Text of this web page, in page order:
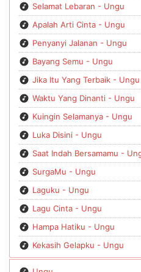
Selamat Lebaran - Ungu
Apalah Arti Cinta - Ungu
Penyanyi Jalanan - Ungu
Bayang Semu - Ungu
Jika Itu Yang Terbaik - Ungu
Waktu Yang Dinanti - Ungu
Kuingin Selamanya - Ungu
Luka Disini - Ungu
Saat Indah Bersamamu -
SurgaMu - Ungu
Laguku - Ungu
Lagu Cinta - Ungu
Hampa Hatiku - Ungu
Kekasih Gelapku - Ungu